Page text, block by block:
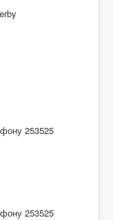
253525
253525